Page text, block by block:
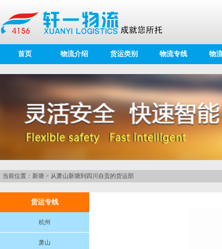
首页 物流介绍 货运类别 物流专线 物
当前位置： 新塘 > 从萧山新塘到四川自贡的货运部
货运专线
杭州
萧山